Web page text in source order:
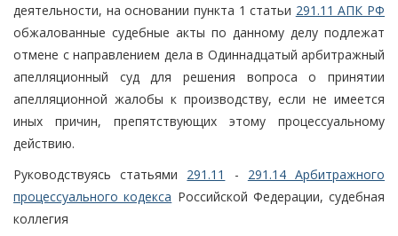
деятельности, на основании пункта 1 статьи 291.11 АПК РФ
обжалованные судебные акты по данному делу подлежат
отмене с направлением дела в Одиннадцатый арбитражный
апелляционный суд для решения вопроса о принятии
апелляционной жалобы к производству, если не имеется
иных причин, препятствующих этому процессуальному
действию.
Руководствуясь статьями 291.11 - 291.14 Арбитражного
процессуального кодекса Российской Федерации, судебная
коллегия